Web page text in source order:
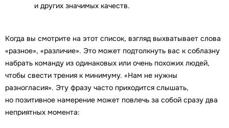
и других значимых качеств.
Когда вы смотрите на этот список, взгляд выхватывает слова
«разное», «различие». Это может подтолкнуть вас к соблазну
набрать команду из одинаковых или очень похожих людей,
чтобы свести трения к минимуму. «Нам не нужны
разногласия». Эту фразу часто приходится слышать,
но позитивное намерение может повлечь за собой сразу два
неприятных момента: